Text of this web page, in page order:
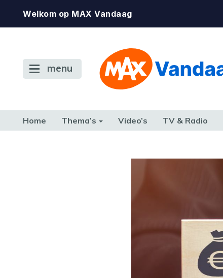
Welkom op MAX Vandaag
menu
Home Thema’s Video’s TV & Radio